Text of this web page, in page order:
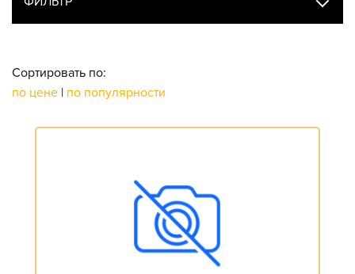
Сортировать по:
по цене | по популярности